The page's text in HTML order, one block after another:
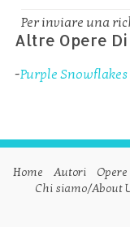
Per inviare una
Altre Opere
-Purple
Home Autori Opere
Chi siamo/About